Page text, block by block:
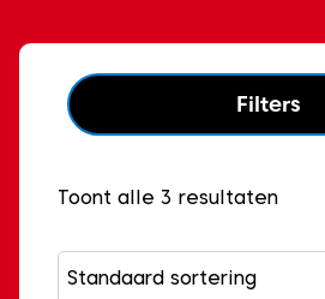
Filters
Toont alle 3 resultaten